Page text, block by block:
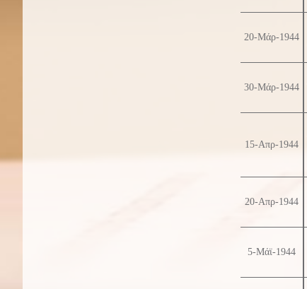
20-Μάρ-1944
30-Μάρ-1944
15-Απρ-1944
20-Απρ-1944
5-Μάϊ-1944